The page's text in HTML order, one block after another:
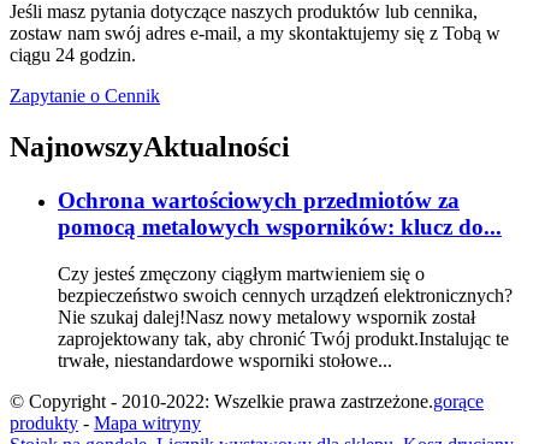
Jeśli masz pytania dotyczące naszych produktów lub cennika,
zostaw nam swój adres e-mail, a my skontaktujemy się z Tobą w
ciągu 24 godzin.
Zapytanie o Cennik
NajnowszyAktualności
Ochrona wartościowych przedmiotów za
pomocą metalowych wsporników: klucz do...
Czy jesteś zmęczony ciągłym martwieniem się o
bezpieczeństwo swoich cennych urządzeń elektronicznych?
Nie szukaj dalej!Nasz nowy metalowy wspornik został
zaprojektowany tak, aby chronić Twój produkt.Instalując te
trwałe, niestandardowe wsporniki stołowe...
© Copyright - 2010-2022: Wszelkie prawa zastrzeżone.gorące
produkty - Mapa witryny